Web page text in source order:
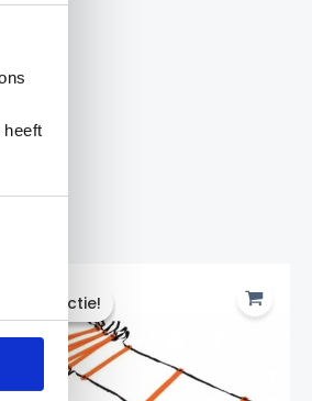
Actie!
Actie!